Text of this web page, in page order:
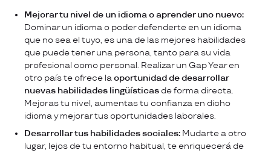
Mejorar tu nivel de un idioma o aprender uno nuevo:
Dominar un idioma o poder defenderte en un idioma
que no sea el tuyo, es una de las mejores habilidades
que puede tener una persona, tanto para su vida
profesional como personal. Realizar un Gap Year en
otro país te ofrece laoportunidad de desarrollar
nuevas habilidades lingüísticas de forma directa.
Mejoras tu nivel, aumentas tu confianza en dicho
idioma y mejorar tus oportunidades laborales.
Desarrollar tus habilidades sociales: Mudarte a otro
lugar, lejos de tu entorno habitual, te enriquecerá de